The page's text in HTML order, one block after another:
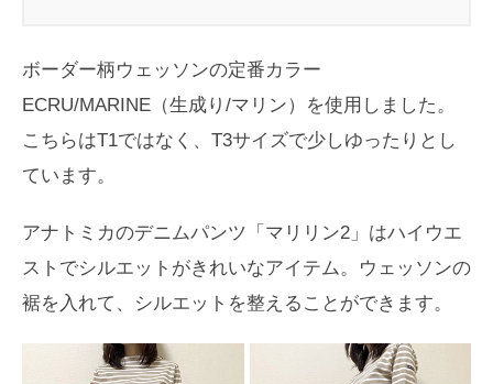
ボーダー柄ウェッソンの定番カラー
ECRU/MARINE（生成り/マリン）を使用しました。
こちらはT1ではなく、T3サイズで少しゆったりとし
ています。
アナトミカのデニムパンツ「マリリン2」はハイウエ
ストでシルエットがきれいなアイテム。ウェッソンの
裾を入れて、シルエットを整えることができます。